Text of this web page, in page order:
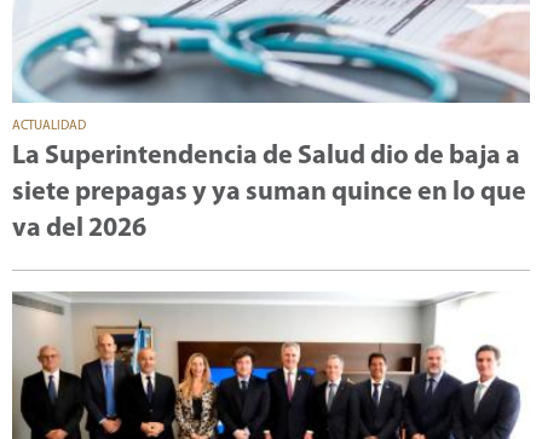
ACTUALIDAD
La Superintendencia de Salud dio de baja a
siete prepagas y ya suman quince en lo que
va del 2026